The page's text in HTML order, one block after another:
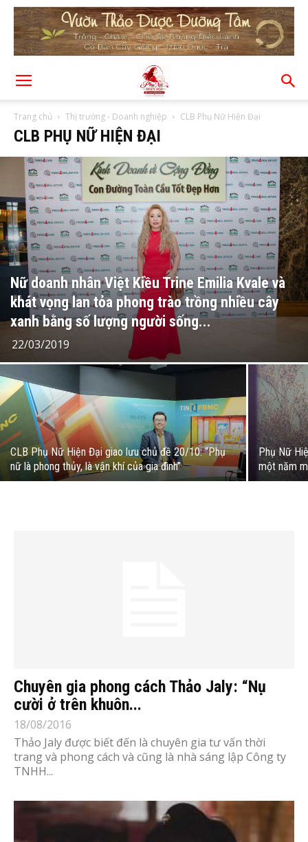
Trang chủ Thị trường - Doanh nghiệp CLB Phụ Nữ Hiện Đại
CLB PHỤ NỮ HIỆN ĐẠI
Nữ doanh nhân Việt Kiều Trine Emilia Kvale và
khát vọng lan tỏa phong trào trồng nhiều cây
xanh bằng số lượng người sống...
22/03/2019
CLB Phụ Nữ Hiện Đại giao lưu chủ đề 20/10: “Phụ
nữ là phong thủy, là vận khí của gia đình”
Phụ Nữ
một năm
Chuyên gia phong cách Thảo Jaly: “Nụ
cười ở trên khuôn...
18/08/2016
Thảo Jaly được biết đến là chuyên gia tư vấn thời
trang và phong cách và cũng là nhà sáng lập Công ty
TNHH...